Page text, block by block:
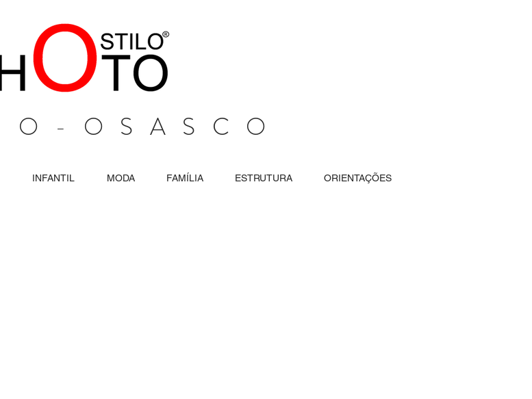
OSASCO
INFANTIL MODA FAMÍLIA ESTRUTURA ORIENTAÇÕES